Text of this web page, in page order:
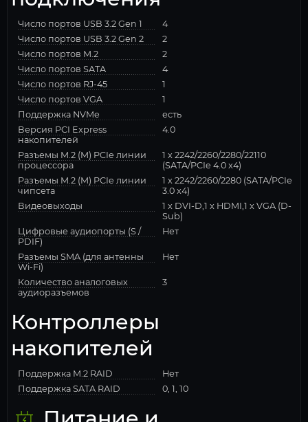
Число портов USB 3.2 Gen 1
4
Число портов USB 3.2 Gen 2
2
Число портов M.2
2
Число портов SATA
4
Число портов RJ-45
1
Число портов VGA
1
Поддержка NVMe
есть
Версия PCI Express
накопителей
4.0
Разъемы M.2 (M) PCIe линии
процессора
1 x 2242/2260/2280/22110
(SATA/PCIe 4.0 x4)
Разъемы M.2 (M) PCIe линии
чипсета
1 x 2242/2260/2280 (SATA/PCIe
3.0 x4)
Видеовыходы
1 x DVI-D,1 x HDMI,1 x VGA (D-
Sub)
Цифровые аудиопорты (S /
PDIF)
Нет
Разъемы SMA (для антенны
Wi-Fi)
Нет
Количество аналоговых
аудиоразъемов
3
Контроллеры
накопителей
Поддержка M.2 RAID
Нет
Поддержка SATA RAID
0, 1, 10